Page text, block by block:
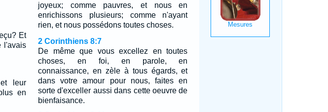
Et
l'avais
leur
en
joyeux; comme pauvres, et nous en
enrichissons plusieurs; comme n'ayant
rien, et nous possédons toutes choses.
2 Corinthiens 8:7
De même que vous excellez en toutes
choses, en foi, en parole, en
connaissance, en zèle à tous égards, et
dans votre amour pour nous, faites en
sorte d'exceller aussi dans cette oeuvre de
bienfaisance.